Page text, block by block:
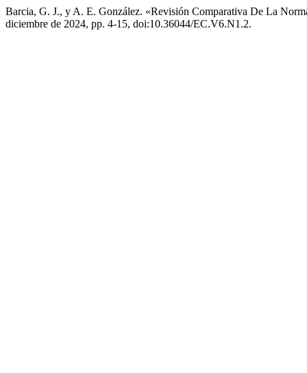
Barcia, G. J., y A. E. González. «Revisión Comparativa De La
diciembre de 2024, pp. 4-15, doi:10.36044/EC.V6.N1.2.